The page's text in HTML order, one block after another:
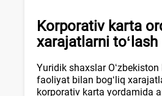
Korporativ karta
хarajatlarni
Yuridik shaхslar
faoliyat bilan bogʻliq
korporativ karta yordamida